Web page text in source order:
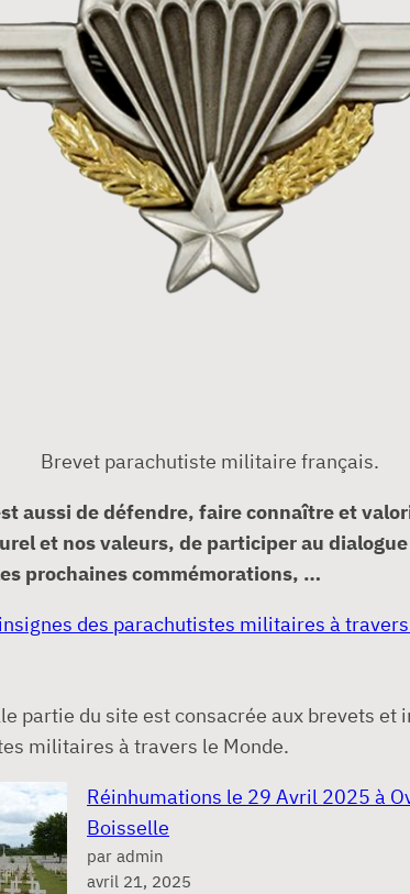
Brevet parachutiste militaire français.
aussi de défendre, faire connaître et
et nos valeurs, de participer au
prochaines commémorations, …
des parachutistes militaires à
partie du site est consacrée aux brevets et
militaires à travers le Monde.
Réinhumations le 29 Avril 2025 à
Boisselle
par admin
avril 21, 2025